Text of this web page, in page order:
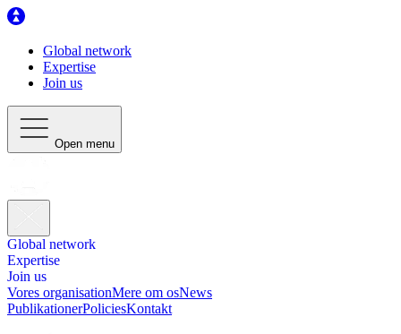
Global network
Expertise
Join us
Open menu
Global network
Expertise
Join us
Vores organisationMere om osNews
PublikationerPoliciesKontakt